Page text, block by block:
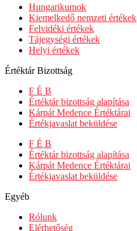
Hungarikumok
Kiemelkedő nemzeti értékek
Felvidéki értékek
Tájegységi értékek
Helyi értékek
Értéktár Bizottság
F É B
Értéktár bizottság alapítása
Kárpát Medence Értéktárai
Értékjavaslat beküldése
F É B
Értéktár bizottság alapítása
Kárpát Medence Értéktárai
Értékjavaslat beküldése
Egyéb
Rólunk
Elérhetőség